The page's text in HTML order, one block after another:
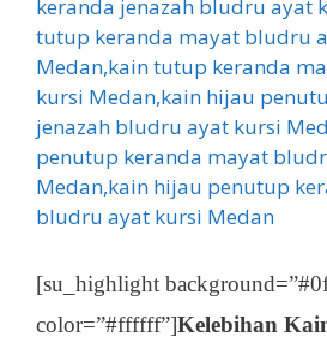
[su_highlight
color=”#ffffff”]Kelebihan